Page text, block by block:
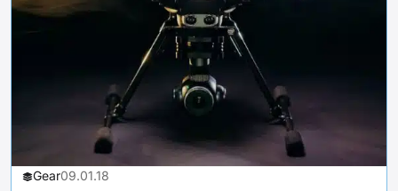
Gear09.01.18